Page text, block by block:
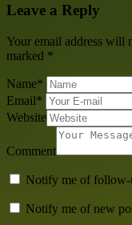
Leave a Reply
Your email address will
marked *
Name*
Email*
Website
Comment
Notify me of follow-
Notify me of new